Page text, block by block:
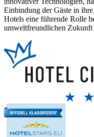
Einbindung der Gäste in
Hotels eine führende Rolle
umweltfreundlichen Zukunft